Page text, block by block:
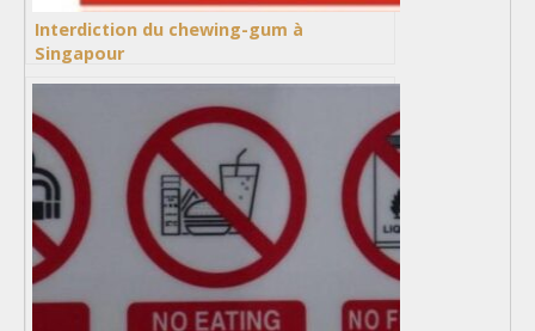
Interdiction du chewing-gum à
Singapour